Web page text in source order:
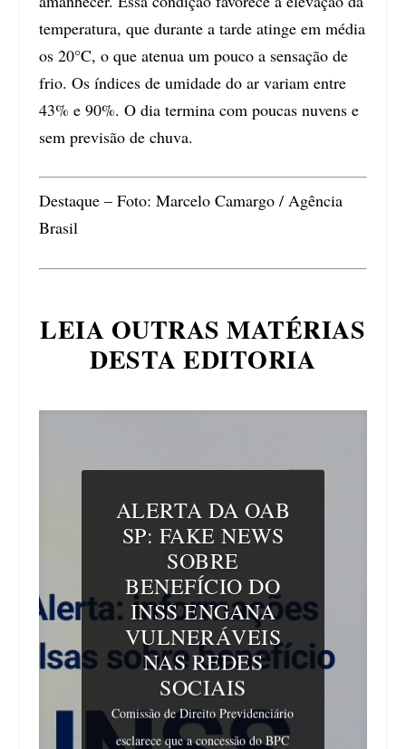
temperatura, que durante a tarde atinge em média
os 20°C, o que atenua um pouco a sensação de
frio. Os índices de umidade do ar variam entre
43% e 90%. O dia termina com poucas nuvens e
sem previsão de chuva.
Destaque – Foto: Marcelo Camargo / Agência
Brasil
LEIA OUTRAS MATÉRIAS
DESTA EDITORIA
ALERTA DA OAB
SP: FAKE NEWS
SOBRE
BENEFÍCIO DO
INSS ENGANA
VULNERÁVEIS
NAS REDES
SOCIAIS
Comissão de Direito Previdenciário
esclarece que a concessão do BPC